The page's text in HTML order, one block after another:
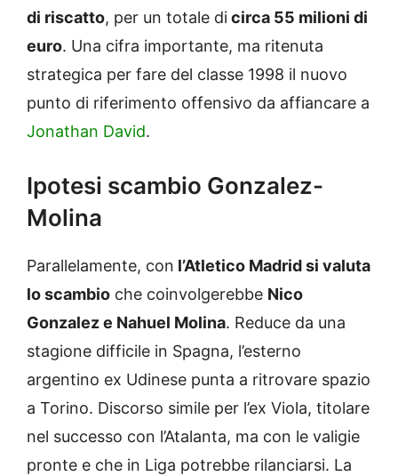
di riscatto, per un totale dicirca 55 milioni di
euro. Una cifra importante, ma ritenuta
strategica per fare del classe 1998 il nuovo
punto di riferimento offensivo da affiancare a
Jonathan David.
Ipotesi scambio Gonzalez-
Molina
Parallelamente, con l’Atletico Madrid si valuta
lo scambio che coinvolgerebbe Nico
Gonzalez e Nahuel Molina. Reduce da una
stagione difficile in Spagna, l’esterno
argentino ex Udinese punta a ritrovare spazio
a Torino. Discorso simile per l’ex Viola, titolare
nel successo con l’Atalanta, ma con le valigie
pronte e che in Liga potrebbe rilanciarsi. La